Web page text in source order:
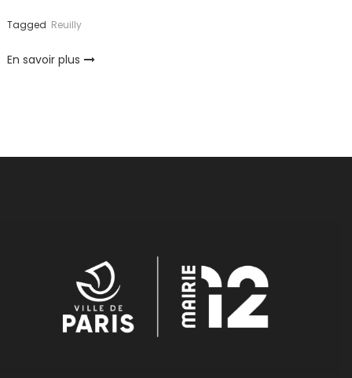
Tagged Reuilly
En savoir plus